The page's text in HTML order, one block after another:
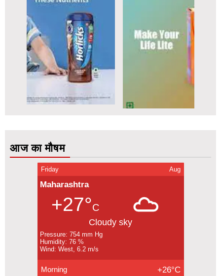
आज का मौषम
Friday Aug
Maharashtra
+27°C
Cloudy sky
Pressure: 754 mm Hg
Humidity: 76 %
Wind: West, 6.2 m/s
Morning +26°C